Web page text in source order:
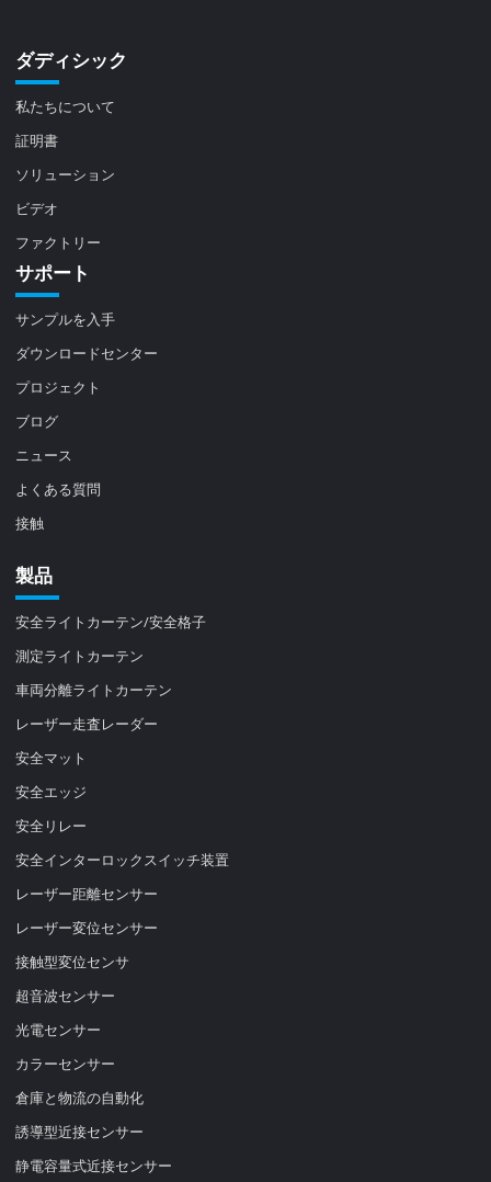
ダディシック
私たちについて
証明書
ソリューション
ビデオ
ファクトリー
サポート
サンプルを入手
ダウンロードセンター
プロジェクト
ブログ
ニュース
よくある質問
接触
製品
安全ライトカーテン/安全格子
測定ライトカーテン
車両分離ライトカーテン
レーザー走査レーダー
安全マット
安全エッジ
安全リレー
安全インターロックスイッチ装置
レーザー距離センサー
レーザー変位センサー
接触型変位センサ
超音波センサー
光電センサー
カラーセンサー
倉庫と物流の自動化
誘導型近接センサー
静電容量式近接センサー